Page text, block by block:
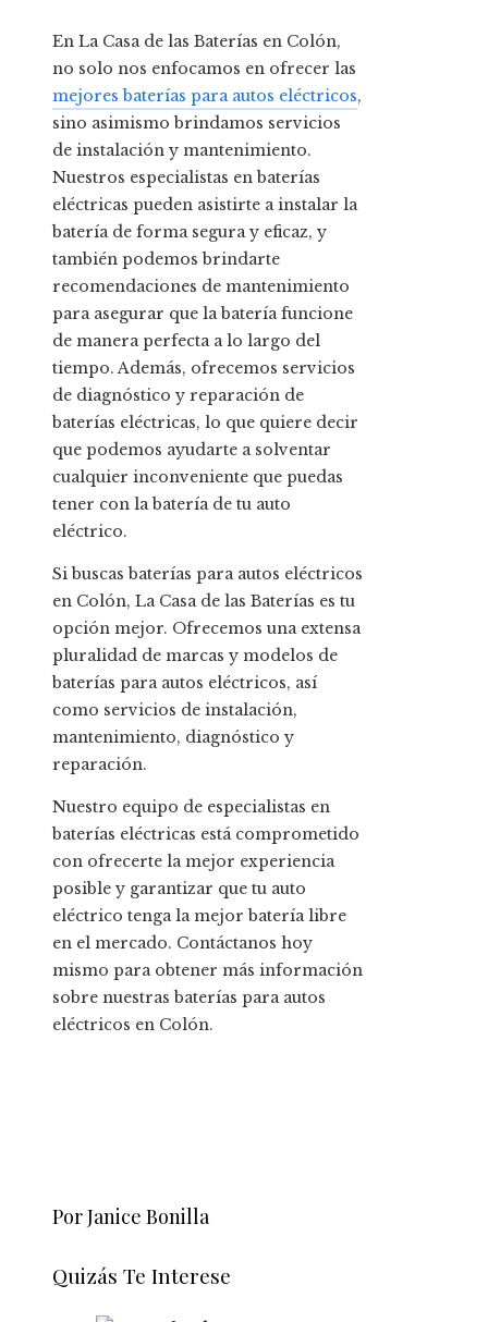
En La Casa de las Baterías en Colón,
no solo nos enfocamos en ofrecer las
mejores baterías para autos eléctricos,
sino asimismo brindamos servicios
de instalación y mantenimiento.
Nuestros especialistas en baterías
eléctricas pueden asistirte a instalar la
batería de forma segura y eficaz, y
también podemos brindarte
recomendaciones de mantenimiento
para asegurar que la batería funcione
de manera perfecta a lo largo del
tiempo. Además, ofrecemos servicios
de diagnóstico y reparación de
baterías eléctricas, lo que quiere decir
que podemos ayudarte a solventar
cualquier inconveniente que puedas
tener con la batería de tu auto
eléctrico.
Si buscas baterías para autos eléctricos
en Colón, La Casa de las Baterías es tu
opción mejor. Ofrecemos una extensa
pluralidad de marcas y modelos de
baterías para autos eléctricos, así
como servicios de instalación,
mantenimiento, diagnóstico y
reparación.
Nuestro equipo de especialistas en
baterías eléctricas está comprometido
con ofrecerte la mejor experiencia
posible y garantizar que tu auto
eléctrico tenga la mejor batería libre
en el mercado. Contáctanos hoy
mismo para obtener más información
sobre nuestras baterías para autos
eléctricos en Colón.
Por Janice Bonilla
Quizás Te Interese